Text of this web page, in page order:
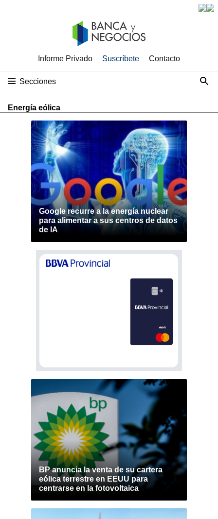
Informe Privado Suscríbete Contacto
Secciones
Energía eólica
Google recurre a la energía nuclear
para alimentar a sus centros de datos
de IA
BP anuncia la venta de su cartera
eólica terrestre en EEUU para
centrarse en la fotovoltaica